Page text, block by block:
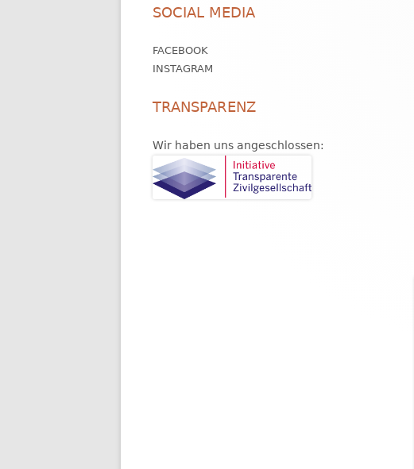
Inhalt
SOCIAL MEDIA
FACEBOOK
INSTAGRAM
TRANSPARENZ
Wir haben uns angeschlossen: